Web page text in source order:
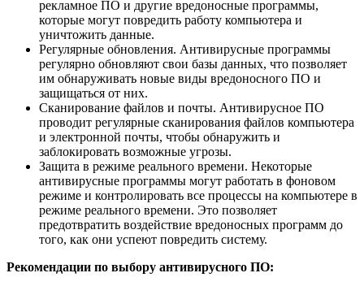
рекламное ПО и другие вредоносные программы,
которые могут повредить работу компьютера и
уничтожить данные.
Регулярные обновления. Антивирусные программы
регулярно обновляют свои базы данных, что позволяет
им обнаруживать новые виды вредоносного ПО и
защищаться от них.
Сканирование файлов и почты. Антивирусное ПО
проводит регулярные сканирования файлов компьютера
и электронной почты, чтобы обнаружить и
заблокировать возможные угрозы.
Защита в режиме реального времени. Некоторые
антивирусные программы могут работать в фоновом
режиме и контролировать все процессы на компьютере в
режиме реального времени. Это позволяет
предотвратить воздействие вредоносных программ до
того, как они успеют повредить систему.
Рекомендации по выбору антивирусного ПО: